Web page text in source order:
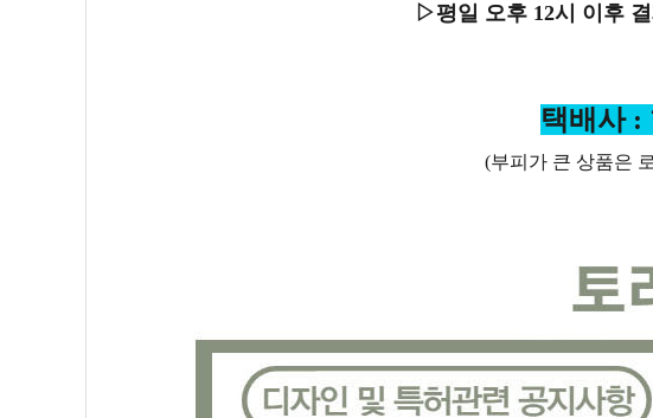
▷평일 오후 12시 이후
택배사 :
(부피가 큰 상품은